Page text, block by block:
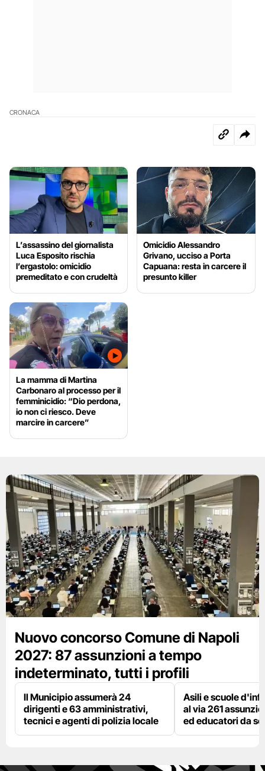
CRONACA
L’assassino del giornalista
Luca Esposito rischia
l’ergastolo: omicidio
premeditato e con crudeltà
Omicidio Alessandro
Grivano, ucciso a Porta
Capuana: resta in carcere il
presunto killer
La mamma di Martina
Carbonaro al processo per il
femminicidio: “Dio perdona,
io non ci riesco. Deve
marcire in carcere”
Nuovo concorso Comune di Napoli
2027: 87 assunzioni a tempo
indeterminato, tutti i profili
Il Municipio assumerà 24
dirigenti e 63 amministrativi,
tecnici e agenti di polizia locale
Asili e scuole
al via 261
ed educatori da